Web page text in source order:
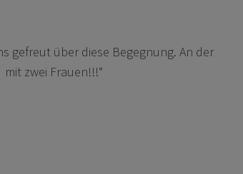
gefreut über diese Begegnung. An der
zwei Frauen!!!“